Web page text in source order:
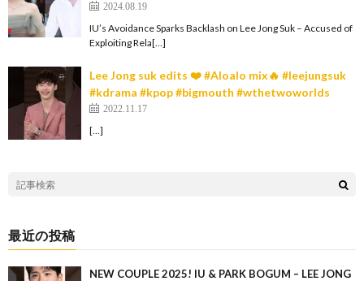
2024.08.19
IU’s Avoidance Sparks Backlash on Lee Jong Suk – Accused of
Exploiting Rela[…]
Lee Jong suk edits ❤️ #Aloalo mix🔥 #leejungsuk
#kdrama #kpop #bigmouth #wthetwoworlds
2022.11.17
[…]
最近の投稿
NEW COUPLE 2025! IU & PARK BOGUM – LEE JONG